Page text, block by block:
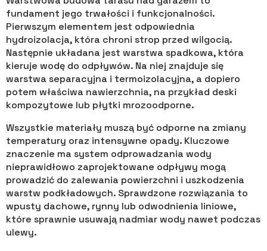
fundament jego trwałości i funkcjonalności.
Pierwszym elementem jest odpowiednia
hydroizolacja, która chroni strop przed wilgocią.
Następnie układana jest warstwa spadkowa, która
kieruje wodę do odpływów. Na niej znajduje się
warstwa separacyjna i termoizolacyjna, a dopiero
potem właściwa nawierzchnia, na przykład deski
kompozytowe lub płytki mrozoodporne.
Wszystkie materiały muszą być odporne na zmiany
temperatury oraz intensywne opady. Kluczowe
znaczenie ma system odprowadzania wody
nieprawidłowo zaprojektowane odpływy mogą
prowadzić do zalewania powierzchni i uszkodzenia
warstw podkładowych. Sprawdzone rozwiązania to
wpusty dachowe, rynny lub odwodnienia liniowe,
które sprawnie usuwają nadmiar wody nawet podczas
ulewy.